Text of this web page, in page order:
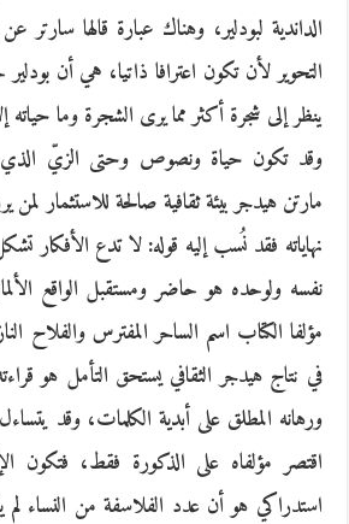
الداندية لبودلير، وهناك عبارة قالها سارتر
التحوير لأن تكون اعترافا ذاتيا، هي أن
ينظر إلى شجرة أكثر مما يرى الشجرة وما
وقد تكون حياة ونصوص وحتى الزيّ الذي
مارتن هيدجر بيئة ثقافية صالحة للاستثمار لمن
نهاياته فقد نُسب إليه قوله: لا تدع الأفكار
نفسه ولوحده هو حاضر ومستقبل الواقع
مؤلفا الكتاب اسم الساحر المفترس والفلاح
في نتاج هيدجر الثقافي يستحق التأمل هو
ورهانه المطلق على أبدية الكلمات، وقد
اقتصر مؤلفاه على الذكورة فقط، فتكون
استدراكي هو أن عدد الفلاسفة من النساء